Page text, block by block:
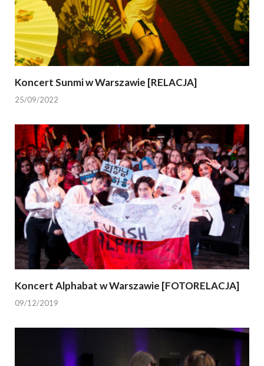
Koncert Sunmi w Warszawie [RELACJA]
25/09/2022
Koncert Alphabat w Warszawie [FOTORELACJA]
09/12/2019